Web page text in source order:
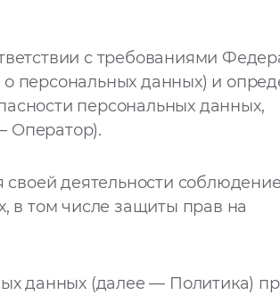
с требованиями
персональных данных) и
персональных данных,
Оператор).
деятельности
в том числе защиты прав на
данных (далее — Политика)